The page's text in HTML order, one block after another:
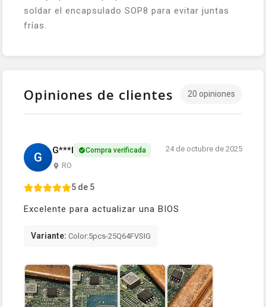
soldar el encapsulado SOP8 para evitar juntas
frías.
Opiniones de clientes 20 opiniones
G G***l Compra verificada
RO
24 de octubre de 2025
5 de 5
Excelente para actualizar una BIOS
Variante: Color:5pcs-25Q64FVSIG